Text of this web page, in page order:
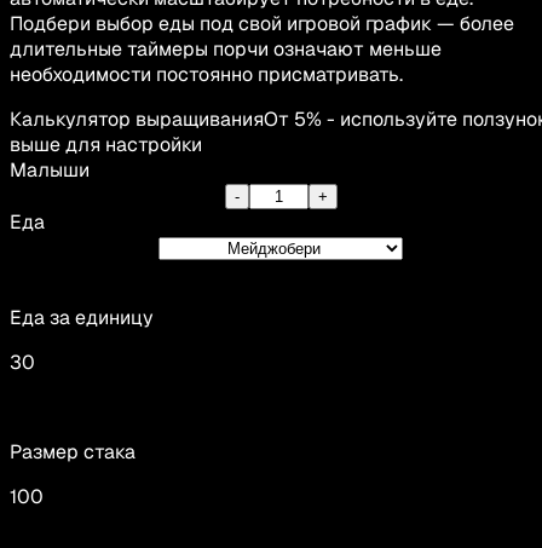
Подбери выбор еды под свой игровой график — более
длительные таймеры порчи означают меньше
необходимости постоянно присматривать.
Калькулятор выращиванияОт 5% - используйте
выше для настройки
Малыши
- +
Еда
Еда за единицу
30
Размер стака
100